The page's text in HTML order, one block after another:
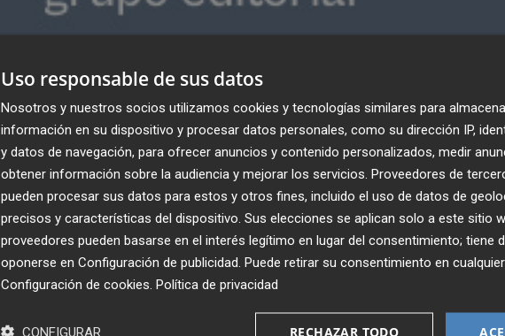
Publicado: 10/10/2019 ·
Uso responsable de sus datos
Nosotros y nuestros socios utilizamos cookies y tecnologías similares para
información en su dispositivo y procesar datos personales, como su dirección IP,
y datos de navegación, para ofrecer anuncios y contenido personalizados, medir
obtener información sobre la audiencia y mejorar los servicios. Proveedores de
pueden procesar sus datos para estos y otros fines, incluido el uso de datos de
precisos y características del dispositivo. Sus elecciones se aplican solo a este sitio
proveedores pueden basarse en el interés legítimo en lugar del consentimiento; tiene
oponerse en Configuración de publicidad . Puede retirar su consentimiento en
Configuración de cookies Política de privacidad
RECHAZAR TODO
CONFIGURAR